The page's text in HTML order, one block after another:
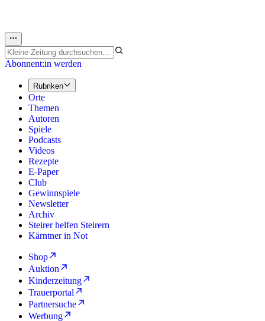
Abonnent:in werden
Rubriken
Orte
Themen
Autoren
Spiele
Podcasts
Videos
Rezepte
E-Paper
Club
Gewinnspiele
Newsletter
Archiv
Steirer helfen Steirern
Kärntner in Not
Shop
Auktion
Kinderzeitung
Trauerportal
Partnersuche
Werbung